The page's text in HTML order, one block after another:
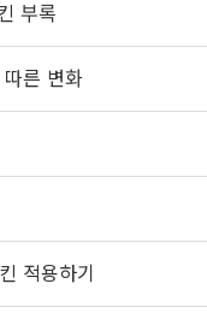
부록
른 변화
적용하기